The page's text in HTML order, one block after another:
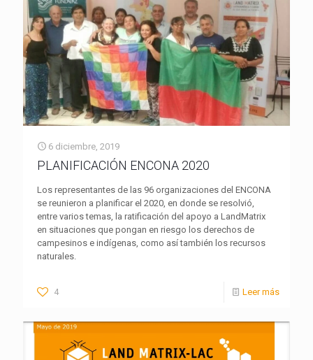
6 diciembre, 2019
PLANIFICACIÓN ENCONA 2020
Los representantes de las 96 organizaciones del ENCONA
se reunieron a planificar el 2020, en donde se resolvió,
entre varios temas, la ratificación del apoyo a LandMatrix
en situaciones que pongan en riesgo los derechos de
campesinos e indígenas, como así también los recursos
naturales.
4 Leer más